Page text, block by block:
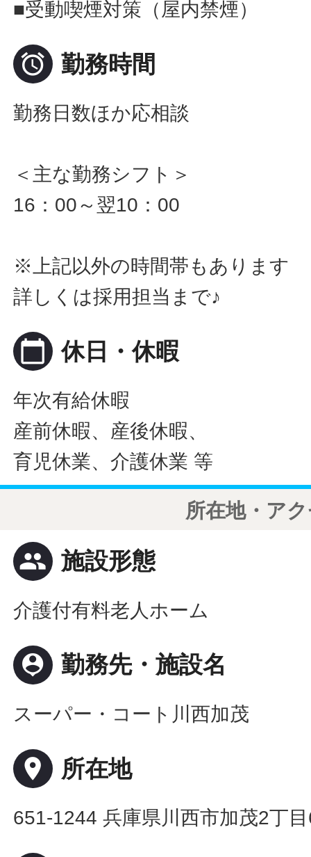
■受動喫煙対策（屋内禁煙）
 勤務時間
勤務日数ほか応相談
＜主な勤務シフト＞
16：00～翌10：00
※上記以外の時間帯もあります
詳しくは採用担当まで♪
calendar_today 休日・休暇
年次有給休暇
産前休暇、産後休暇、
育児休業、介護休業 等
所在地・ア
people 施設形態
介護付有料老人ホーム
person_pin 勤務先・施設名
スーパー・コート川西加茂
place 所在地
651-1244 兵庫県川西市加茂2丁